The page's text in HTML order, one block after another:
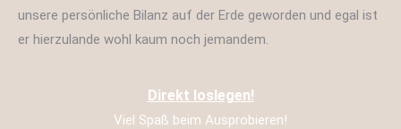
unsere persönliche Bilanz auf der Erde geworden und egal ist
er hierzulande wohl kaum noch jemandem.
Direkt loslegen!
Viel Spaß beim Ausprobieren!